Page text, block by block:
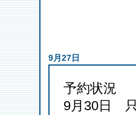
9月27日
予約状況
9月30日